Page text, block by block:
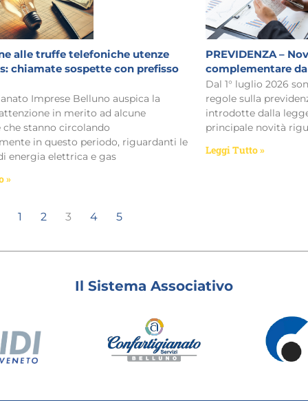
alle truffe telefoniche utenze
chiamate sospette con prefisso
Imprese Belluno auspica la
in merito ad alcune
che stanno circolando
in questo periodo, riguardanti le
energia elettrica e gas
»
PREVIDENZA –
complementare
Dal 1° luglio 2026
regole sulla
introdotte dalla
principale novità
Leggi Tutto »
1 2 3 4 5
Il Sistema Associativo